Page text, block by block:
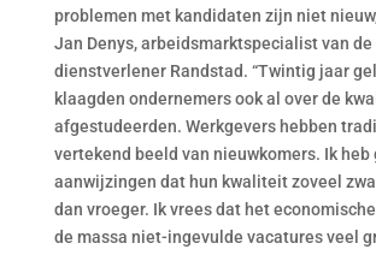
problemen met kandidaten zijn niet
Jan Denys, arbeidsmarktspecialist van de
dienstverlener Randstad. “Twintig jaar
klaagden ondernemers ook al over de
afgestudeerden. Werkgevers hebben
vertekend beeld van nieuwkomers. Ik heb
aanwijzingen dat hun kwaliteit zoveel
dan vroeger. Ik vrees dat het
de massa niet-ingevulde vacatures veel